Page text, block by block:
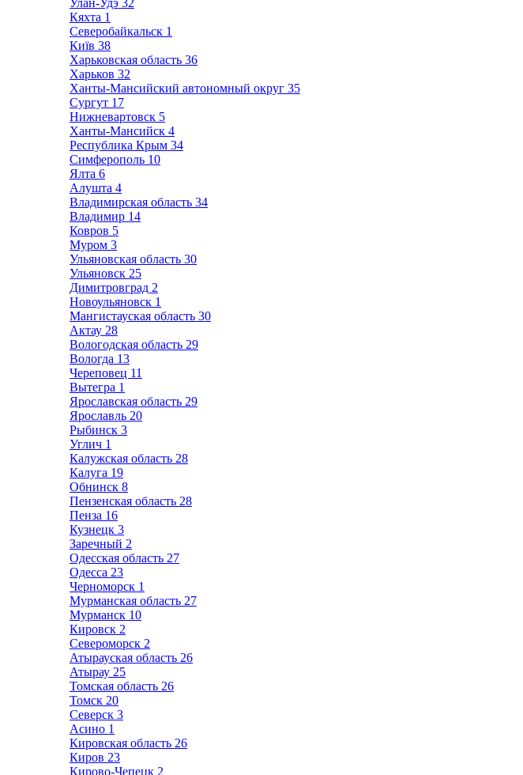
Улан-Удэ 32
Кяхта 1
Северобайкальск 1
Київ 38
Харьковская область 36
Харьков 32
Ханты-Мансийский автономный округ 35
Сургут 17
Нижневартовск 5
Ханты-Мансийск 4
Республика Крым 34
Симферополь 10
Ялта 6
Алушта 4
Владимирская область 34
Владимир 14
Ковров 5
Муром 3
Ульяновская область 30
Ульяновск 25
Димитровград 2
Новоульяновск 1
Мангистауская область 30
Актау 28
Вологодская область 29
Вологда 13
Череповец 11
Вытегра 1
Ярославская область 29
Ярославль 20
Рыбинск 3
Углич 1
Калужская область 28
Калуга 19
Обнинск 8
Пензенская область 28
Пенза 16
Кузнецк 3
Заречный 2
Одесская область 27
Одесса 23
Черноморск 1
Мурманская область 27
Мурманск 10
Кировск 2
Североморск 2
Атырауская область 26
Атырау 25
Томская область 26
Томск 20
Северск 3
Асино 1
Кировская область 26
Киров 23
Кирово-Чепецк 2